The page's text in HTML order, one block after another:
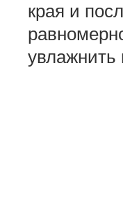
края и
увлажнить